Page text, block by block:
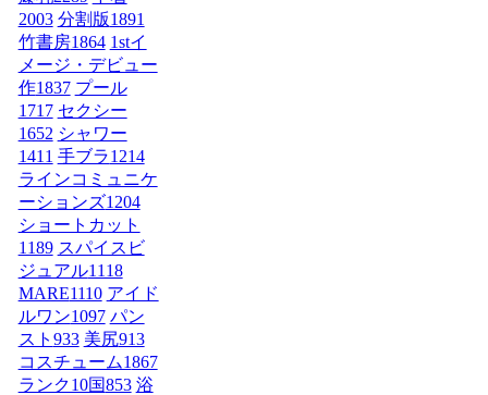
2003 分割版1891
竹書房1864 1stイ
メージ・デビュー
作1837 プール
1717 セクシー
1652 シャワー
1411 手ブラ1214
ラインコミュニケ
ーションズ1204
ショートカット
1189 スパイスビ
ジュアル1118
MARE1110 アイド
ルワン1097 パン
スト 933 美尻913
コスチューム1867
ランク10国853 浴